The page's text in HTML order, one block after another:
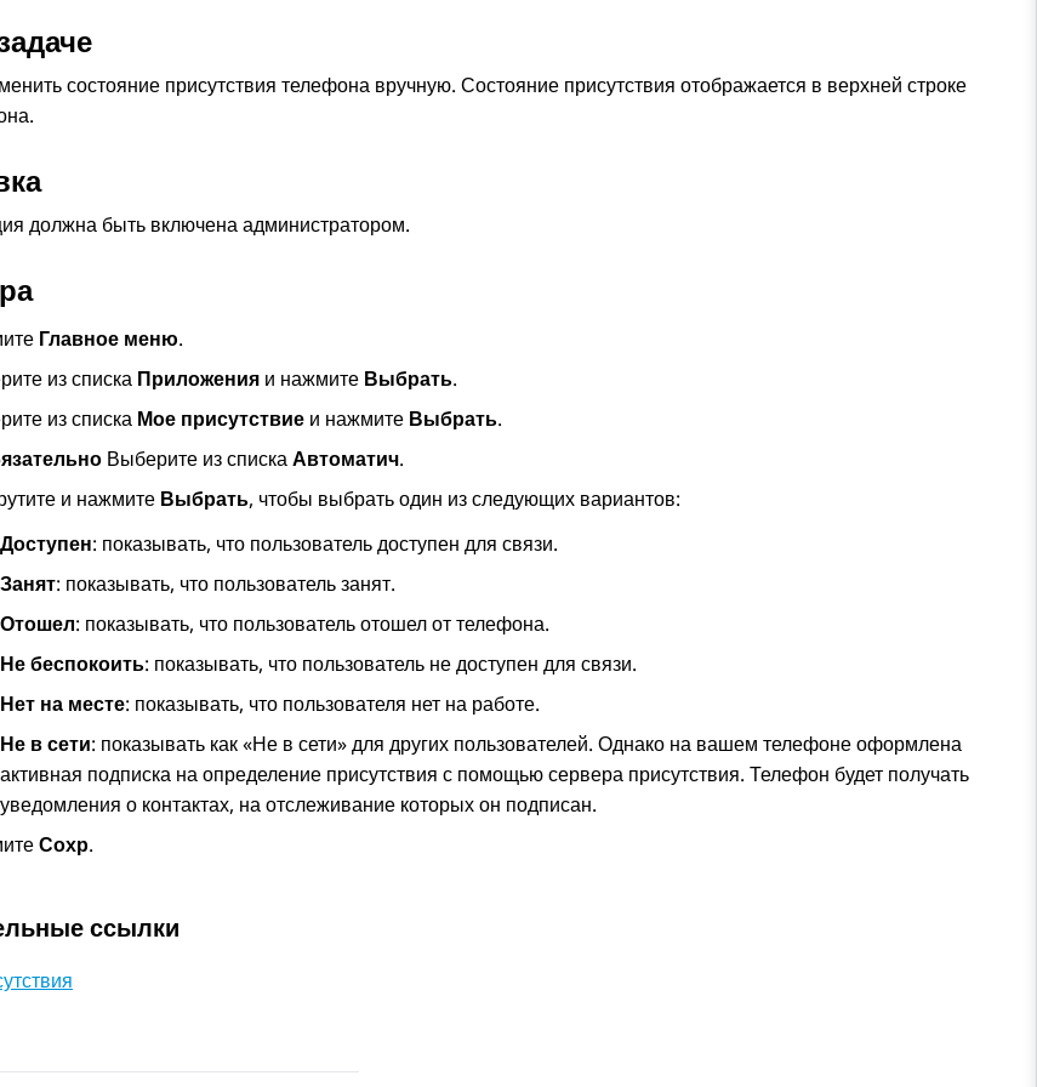
состояние присутствия телефона вручную. Состояние присутствия отображается в верхней строке
должна быть включена администратором.
Главное меню.
из списка Приложения и нажмите Выбрать.
из списка Мое присутствие и нажмите Выбрать.
Выберите из спискаАвтоматич.
и нажмите Выбрать, чтобы выбрать один из следующих вариантов:
Доступен: показывать, что пользователь доступен для связи.
Занят: показывать, что пользователь занят.
Отошел: показывать, что пользователь отошел от телефона.
Не беспокоить: показывать, что пользователь не доступен для связи.
Нет на месте: показывать, что пользователя нет на работе.
Не в сети: показывать как «Не в сети» для других пользователей. Однако на вашем телефоне оформлена
активная подписка на определение присутствия с помощью сервера присутствия. Телефон будет получать
уведомления о контактах, на отслеживание которых он подписан.
Сохр.
ссылки